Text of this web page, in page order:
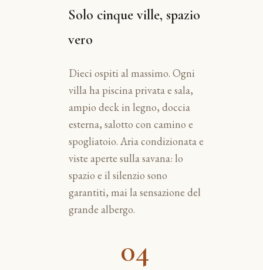
Solo cinque ville, spazio
vero
Dieci ospiti al massimo. Ogni
villa ha piscina privata e sala,
ampio deck in legno, doccia
esterna, salotto con camino e
spogliatoio. Aria condizionata e
viste aperte sulla savana: lo
spazio e il silenzio sono
garantiti, mai la sensazione del
grande albergo.
04